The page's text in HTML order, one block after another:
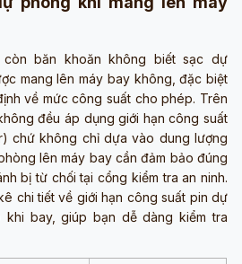
còn băn khoăn không biết sạc dự
mang lên máy bay không, đặc biệt
về mức công suất cho phép. Trên
đều áp dụng giới hạn công suất
chứ không chỉ dựa vào dung lượng
lên máy bay cần đảm bảo đúng
bị từ chối tại cổng kiểm tra an ninh.
chi tiết về giới hạn công suất pin dự
khi bay, giúp bạn dễ dàng kiểm tra